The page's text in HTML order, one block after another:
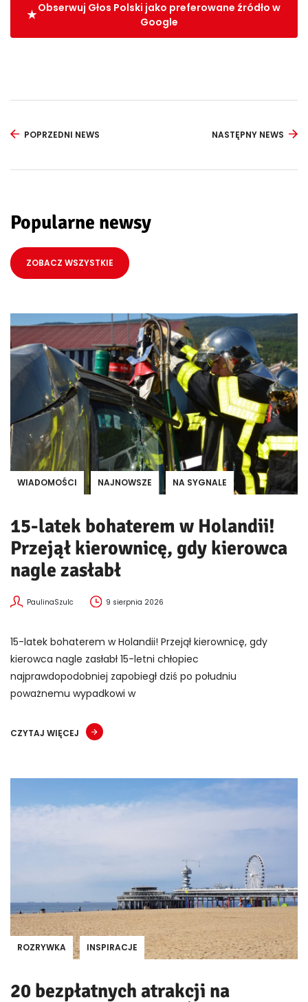
Obserwuj Głos Polski jako preferowane źródło w
Google
POPRZEDNI NEWS NASTĘPNY NEWS
Popularne newsy
ZOBACZ WSZYSTKIE
WIADOMOŚCI NAJNOWSZE NA SYGNALE
15-latek bohaterem w Holandii!
Przejął kierownicę, gdy kierowca
nagle zasłabł
PaulinaSzulc 9 sierpnia 2026
15-latek bohaterem w Holandii! Przejął kierownicę, gdy
kierowca nagle zasłabł 15-letni chłopiec
najprawdopodobniej zapobiegł dziś po południu
poważnemu wypadkowi w
CZYTAJ WIĘCEJ
ROZRYWKA INSPIRACJE
20 bezpłatnych atrakcji na